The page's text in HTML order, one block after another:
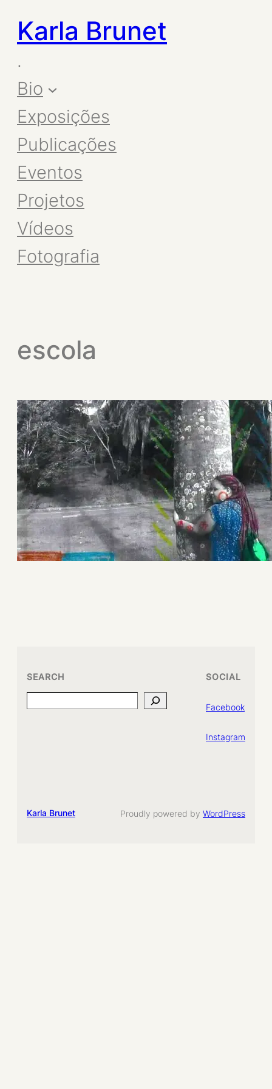
Karla Brunet
.
Bio
Exposições
Publicações
Eventos
Projetos
Vídeos
Fotografia
escola
SEARCH
Search
SOCIAL
Facebook
Instagram
Karla Brunet Proudly powered by WordPress